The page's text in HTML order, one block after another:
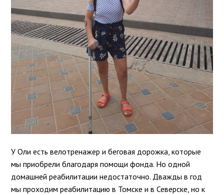
У Оли есть велотренажер и беговая дорожка, которые
мы приобрели благодаря помощи фонда. Но одной
домашней реабилитации недостаточно. Дважды в год
мы проходим реабилитацию в Томске и в Северске, но к